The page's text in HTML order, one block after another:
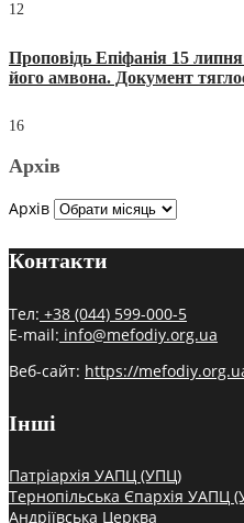
12
Проповідь Епіфанія 15
його амвона. Документ
16
Архів
Архів
Контакти
Тел: +38 (044) 599-000-5
E-mail: info@mefodiy.org.ua
Веб-сайт: https://
Інші
Патріархія УАПЦ (УПЦ)
Тернопільська Єпархія УАПЦ
Андріївська Церква